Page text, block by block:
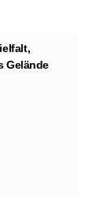
Gelände